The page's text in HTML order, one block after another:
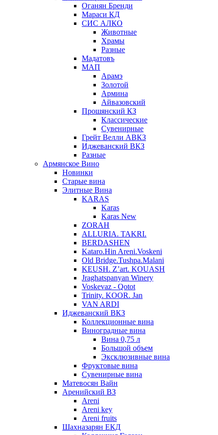
Оганян Бренди
Мараси КД
СИС АЛКО
Животные
Храмы
Разные
Мадатовъ
МАП
Арамэ
Золотой
Армина
Айвазовский
Прошянский КЗ
Классические
Сувенирные
Грейт Велли АВКЗ
Иджеванский ВКЗ
Разные
Армянское Вино
Новинки
Старые вина
Элитные Вина
KARAS
Karas
Karas New
ZORAH
ALLURIA. TAKRI.
BERDASHEN
Kataro.Hin Areni.Voskeni
Old Bridge.Tushpa.Malani
KEUSH. Z’art. KOUASH
Jraghatspanyan Winery
Voskevaz - Qotot
Trinity. KOOR. Jan
VAN ARDI
Иджеванский ВКЗ
Коллекционные вина
Виноградные вина
Вина 0,75 л
Большой объем
Эксклюзивные вина
Фруктовые вина
Cувенирные вина
Матевосян Вайн
Аренийский ВЗ
Areni
Areni key
Areni fruits
Шахназарян ЕКД